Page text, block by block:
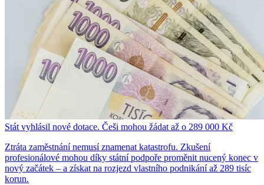
Stát vyhlásil nové dotace. Češi mohou žádat až o 289 000 Kč
Ztráta zaměstnání nemusí znamenat katastrofu. Zkušení
profesionálové mohou díky státní podpoře proměnit nucený konec v
nový začátek – a získat na rozjezd vlastního podnikání až 289 tisíc
korun.